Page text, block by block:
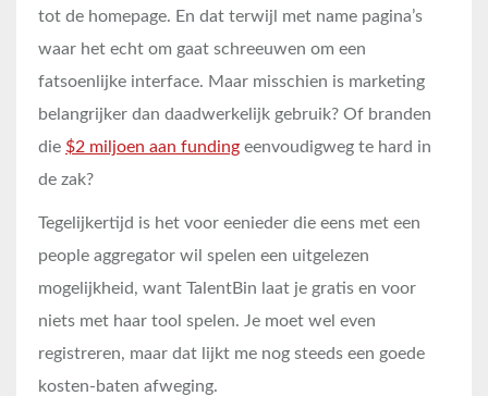
tot de homepage. En dat terwijl met name pagina’s
waar het echt om gaat schreeuwen om een
fatsoenlijke interface. Maar misschien is marketing
belangrijker dan daadwerkelijk gebruik? Of branden
die $2 miljoen aan funding eenvoudigweg te hard in
de zak?
Tegelijkertijd is het voor eenieder die eens met een
people aggregator wil spelen een uitgelezen
mogelijkheid, want TalentBin laat je gratis en voor
niets met haar tool spelen. Je moet wel even
registreren, maar dat lijkt me nog steeds een goede
kosten-baten afweging.